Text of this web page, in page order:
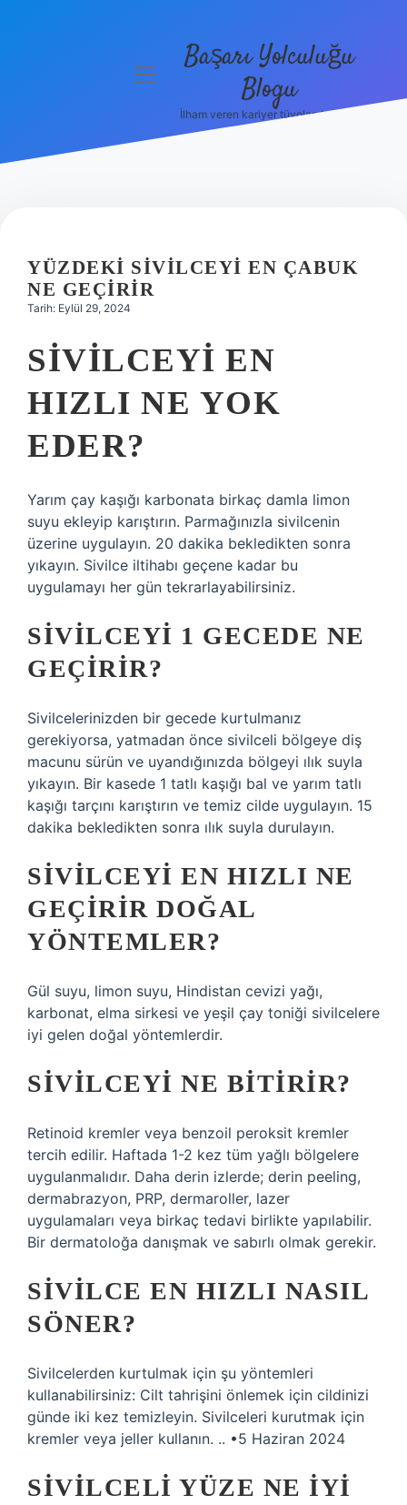
Hakkımızda
menüyüBaşarı Yolculuğu
Blogu
İlham veren kariyer tüyoları burada!
YÜZDEKI SIVILCEYI EN ÇABUK
NE GEÇIRIR
Tarih: Eylül 29, 2024
SIVILCEYI EN
HIZLI NE YOK
EDER?
Yarım çay kaşığı karbonata birkaç damla limon
suyu ekleyip karıştırın. Parmağınızla sivilcenin
üzerine uygulayın. 20 dakika bekledikten sonra
yıkayın. Sivilce iltihabı geçene kadar bu
uygulamayı her gün tekrarlayabilirsiniz.
SIVILCEYI 1 GECEDE NE
GEÇIRIR?
Sivilcelerinizden bir gecede kurtulmanız
gerekiyorsa, yatmadan önce sivilceli bölgeye diş
macunu sürün ve uyandığınızda bölgeyi ılık suyla
yıkayın. Bir kasede 1 tatlı kaşığı bal ve yarım tatlı
kaşığı tarçını karıştırın ve temiz cilde uygulayın. 15
dakika bekledikten sonra ılık suyla durulayın.
SIVILCEYI EN HIZLI NE
GEÇIRIR DOĞAL
YÖNTEMLER?
Gül suyu, limon suyu, Hindistan cevizi yağı,
karbonat, elma sirkesi ve yeşil çay toniği sivilcelere
iyi gelen doğal yöntemlerdir.
SIVILCEYI NE BITIRIR?
Retinoid kremler veya benzoil peroksit kremler
tercih edilir. Haftada 1-2 kez tüm yağlı bölgelere
uygulanmalıdır. Daha derin izlerde; derin peeling,
dermabrazyon, PRP, dermaroller, lazer
uygulamaları veya birkaç tedavi birlikte yapılabilir.
Bir dermatoloğa danışmak ve sabırlı olmak gerekir.
SIVILCE EN HIZLI NASIL
SÖNER?
Sivilcelerden kurtulmak için şu yöntemleri
kullanabilirsiniz: Cilt tahrişini önlemek için cildinizi
günde iki kez temizleyin. Sivilceleri kurutmak için
kremler veya jeller kullanın. .. •5 Haziran 2024
SIVILCELI YÜZE NE IYI